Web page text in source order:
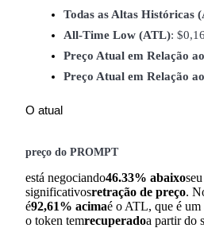
Torne-se um Trader de Cópias
Desfrute da partilha de lucros e
Informação
Todas as Altas Históricas
All-Time Low (ATL):
Preço Atual em Relação
Preço Atual em Relação
O atual
preço do PROMPT
está negociando46.33% abaixo
significativosretração de preço.
é92,61% acimaé o ATL, que é um
o token temrecuperadoa partir do